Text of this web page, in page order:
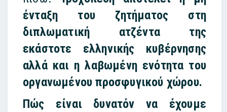
ένταξη του ζητήματος στη
διπλωματική ατζέντα της
εκάστοτε ελληνικής κυβέρνησης
αλλά και η λαβωμένη ενότητα του
οργανωμένου προσφυγικού χώρου.
Πώς είναι δυνατόν να έχουμε